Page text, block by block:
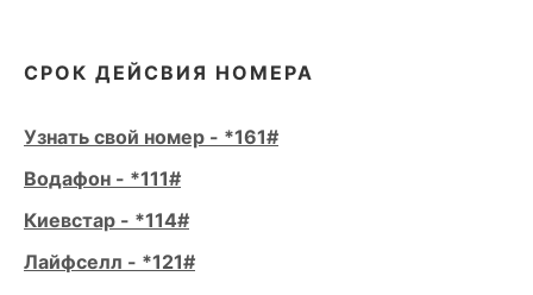
СРОК ДЕЙСВИЯ НОМЕРА
Узнать свой номер - *161#
Водафон - *111#
Киевстар - *114#
Лайфселл - *121#